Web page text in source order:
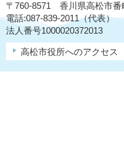
〒760-8571 香川県高松市番
電話:087-839-2011（代表）
法人番号1000020372013
高松市役所へのアクセス